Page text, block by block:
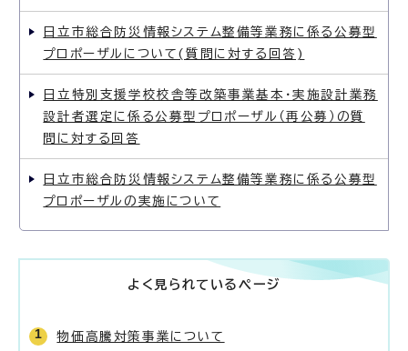
日立市総合防災情報システム整備等業務に係る公募型
プロポーザルについて(質問に対する回答)
日立特別支援学校校舎等改築事業基本・実施設計業務
設計者選定に係る公募型プロポーザル（再公募）の質
問に対する回答
日立市総合防災情報システム整備等業務に係る公募型
プロポーザルの実施について
よく見られているページ
物価高騰対策事業について